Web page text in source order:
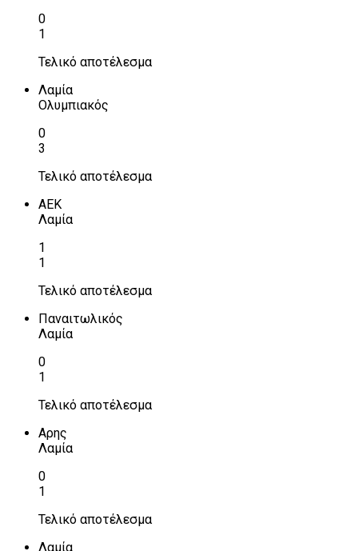
0
1
Τελικό αποτέλεσμα
Λαμία
Ολυμπιακός
0
3
Τελικό αποτέλεσμα
ΑΕΚ
Λαμία
1
1
Τελικό αποτέλεσμα
Παναιτωλικός
Λαμία
0
1
Τελικό αποτέλεσμα
Αρης
Λαμία
0
1
Τελικό αποτέλεσμα
Λαμία